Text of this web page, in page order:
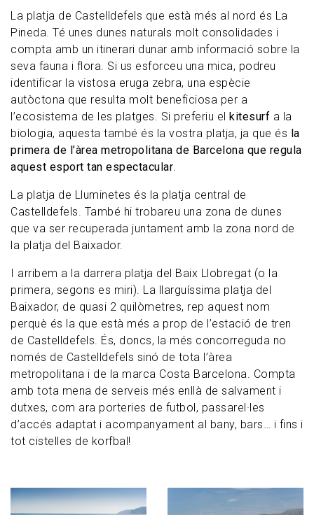
activitats aquàtiques i nàutiques. Són ideals
per anar a passar el dia sencer amb amics
o família, tal com fan alguns jugadors del
Barça que viuen per la zona i que s’hi
deixen veure sovint.
La platja de Castelldefels que està més al nord és La
Pineda. Té unes dunes naturals molt consolidades i
compta amb un itinerari dunar amb informació sobre la
seva fauna i flora. Si us esforceu una mica, podreu
identificar la vistosa eruga zebra, una espècie
autòctona que resulta molt beneficiosa per a
l’ecosistema de les platges. Si preferiu el kitesurf a la
biologia, aquesta també és la vostra platja, ja que és la
primera de l’àrea metropolitana de Barcelona que regula
aquest esport tan espectacular.
La platja de Lluminetes és la platja central de
Castelldefels. També hi trobareu una zona de dunes
que va ser recuperada juntament amb la zona nord de
la platja del Baixador.
I arribem a la darrera platja del Baix Llobregat (o la
primera, segons es miri). La llarguíssima platja del
Baixador, de quasi 2 quilòmetres, rep aquest nom
perquè és la que està més a prop de l’estació de tren
de Castelldefels. És, doncs, la més concorreguda no
només de Castelldefels sinó de tota l’àrea
metropolitana i de la marca Costa Barcelona. Compta
amb tota mena de serveis més enllà de salvament i
dutxes, com ara porteries de futbol, passarel·les
d’accés adaptat i acompanyament al bany, bars… i fins i
tot cistelles de korfbal!
Imagen